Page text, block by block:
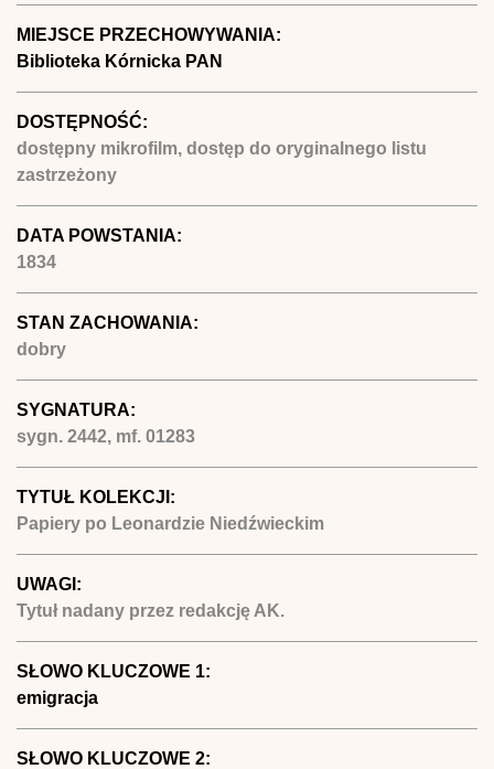
MIEJSCE PRZECHOWYWANIA:
Biblioteka Kórnicka PAN
DOSTĘPNOŚĆ:
dostępny mikrofilm, dostęp do oryginalnego listu
zastrzeżony
DATA POWSTANIA:
1834
STAN ZACHOWANIA:
dobry
SYGNATURA:
sygn. 2442, mf. 01283
TYTUŁ KOLEKCJI:
Papiery po Leonardzie Niedźwieckim
UWAGI:
Tytuł nadany przez redakcję AK.
SŁOWO KLUCZOWE 1:
emigracja
SŁOWO KLUCZOWE 2: